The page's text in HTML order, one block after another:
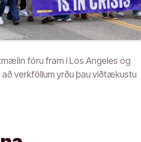
fóru fram í Los Angeles og
verkföllum yrðu þau víðtækustu